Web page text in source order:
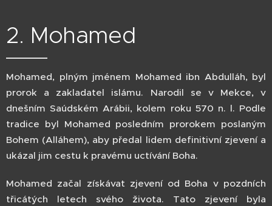
2. Mohamed
Mohamed, plným jménem Mohamed ibn Abdulláh, byl
prorok a zakladatel islámu. Narodil se v Mekce, v
dnešním Saúdském Arábii, kolem roku 570 n. l. Podle
tradice byl Mohamed posledním prorokem poslaným
Bohem (Alláhem), aby předal lidem definitivní zjevení a
ukázal jim cestu k pravému uctívání Boha.
Mohamed začal získávat zjevení od Boha v pozdních
třicátých letech svého života. Tato zjevení byla